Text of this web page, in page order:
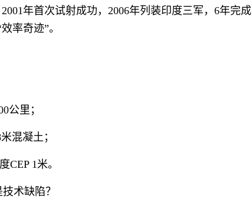
年首次试射成功，2006年列装印度三军，6年完成
率奇迹”。
公里；
混凝土；
1米。
术缺陷？